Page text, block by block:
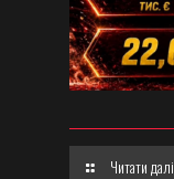
Читати далі